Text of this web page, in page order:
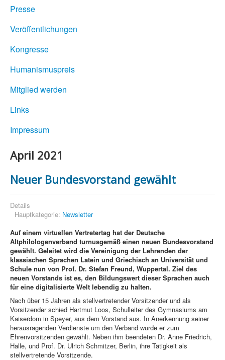
Presse
Veröffentlichungen
Kongresse
Humanismuspreis
Mitglied werden
Links
Impressum
April 2021
Neuer Bundesvorstand gewählt
Details
Hauptkategorie: Newsletter
Auf einem virtuellen Vertretertag hat der Deutsche
Altphilologenverband turnusgemäß einen neuen Bundesvorstand
gewählt. Geleitet wird die Vereinigung der Lehrenden der
klassischen Sprachen Latein und Griechisch an Universität und
Schule nun von Prof. Dr. Stefan Freund, Wuppertal. Ziel des
neuen Vorstands ist es, den Bildungswert dieser Sprachen auch
für eine digitalisierte Welt lebendig zu halten.
Nach über 15 Jahren als stellvertretender Vorsitzender und als
Vorsitzender schied Hartmut Loos, Schulleiter des Gymnasiums am
Kaiserdom in Speyer, aus dem Vorstand aus. In Anerkennung seiner
herausragenden Verdienste um den Verband wurde er zum
Ehrenvorsitzenden gewählt. Neben ihm beendeten Dr. Anne Friedrich,
Halle, und Prof. Dr. Ulrich Schmitzer, Berlin, ihre Tätigkeit als
stellvertretende Vorsitzende.